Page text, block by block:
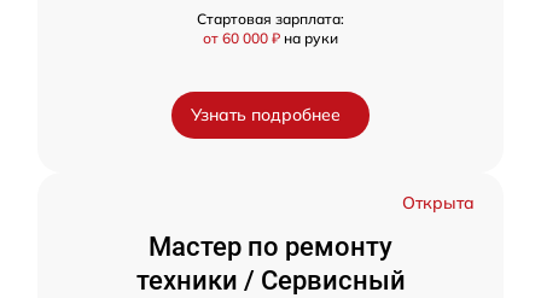
Стартовая зарплата:
от 60 000 ₽ на руки
Узнать подробнее
Открыта
Мастер по ремонту
техники / Сервисный